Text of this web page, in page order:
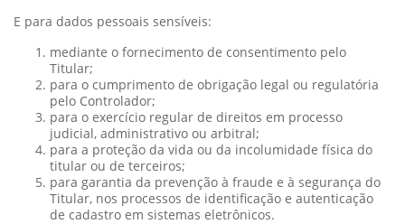
E para dados pessoais sensíveis:
mediante o fornecimento de consentimento pelo
Titular;
para o cumprimento de obrigação legal ou regulatória
pelo Controlador;
para o exercício regular de direitos em processo
judicial, administrativo ou arbitral;
para a proteção da vida ou da incolumidade física do
titular ou de terceiros;
para garantia da prevenção à fraude e à segurança do
Titular, nos processos de identificação e autenticação
de cadastro em sistemas eletrônicos.